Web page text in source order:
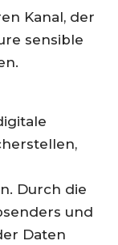
Kanal, der
sensible
Durch die
und
Daten